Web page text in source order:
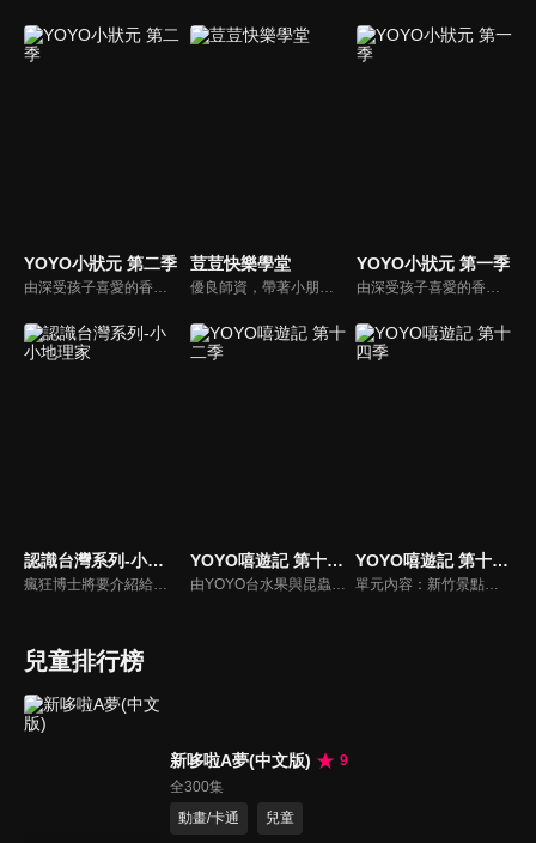
YOYO小狀元 第二季 荳荳快樂學堂 YOYO小狀元 第一季
認識台灣系列-小小地理家
瘋狂博士將要介紹給小朋友認識的是「什麼是板塊」！在瘋狂地理劇單元中，小可愛、小迷糊、和小淘氣三個小精靈不知道什麼是板塊，為了這個事情吵架，這時科學飛俠哥哥出現為他們解答，讓她們收穫豐富，將用圖卡來讓小朋友瞭解地殼的行程及板塊運動，讓大家更瞭解台灣形成時候的小秘密。
YOYO嘻遊記 第十二季
由YOYO台水果與昆蟲家族的哥哥姊姊們輪番上陣，帶著電視機前面的大朋友小朋友們，一起找尋最好吃最好玩的地點！輕鬆有趣的節目內容，你千萬不要錯過喔！
YOYO嘻遊記 第十四季
單元內容：新竹景點。小叮噹科學園區、消防博物館、ＱＱ圓、綠世界生態農場。由YOYO台水果與昆蟲家族的哥哥姊姊們輪番上陣，帶著大朋友小朋友們，一起找尋最好吃最好玩的地點！
兒童排行榜
新哆啦A夢(中文版)
9
全300集
動畫/卡通
兒童